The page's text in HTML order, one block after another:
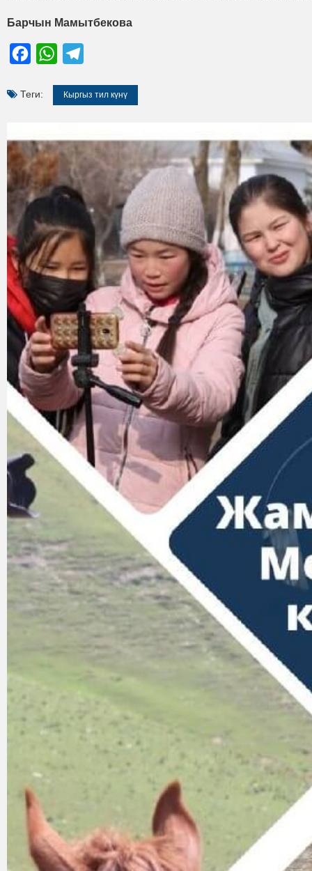
Барчын Мамытбекова
FacebookWhatsApp
Теги: Кыргыз тил күнү